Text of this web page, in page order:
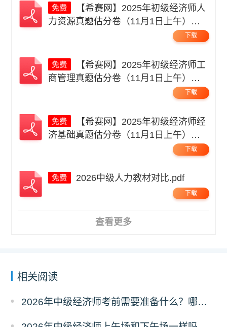
力资源真题估分卷（11月1日上午）无
下载
商管理真题估分卷（11月1日上午）无
下载
济基础真题估分卷（11月1日上午）无
下载
2026中级人力教材对比.pdf
下载
查看更多
相关阅读
2026年中级经济师考前需要准备什么？哪些物品不能带？